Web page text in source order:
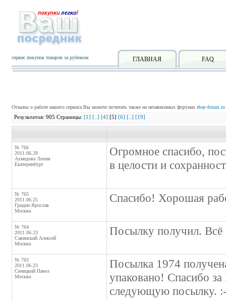
сервис покупок товаров за рубежом FAQ
ГЛАВНАЯ
Отзывы о работе нашего сервиса Вы можете почитать также на независимых форумах ebay-forum.ru
Результатов: 905 Страницы: [1] [..] [4] [5] [6] [..] [19]
№ 766
2011.06.28
Ахмедова Лилия
Екатеринбург
Огромное спасибо,
в целости и
№ 765
2011.06.25
Гридин Ярослав
Москва
Спасибо! Хорошая
№ 764
2011.06.23
Савинский Алексей
Москва
Посылку получил. Всё
№ 763
2011.06.23
Сеницкий Павел
Москва
Посылка 1974
упаковано! Спасибо
следующую посылку.